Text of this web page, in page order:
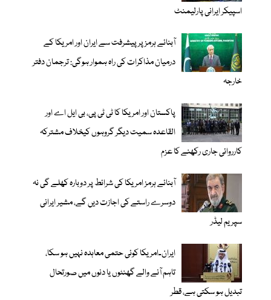
اسپیکر ایرانی پارلیمنٹ
آبنائے ہرمز پر پیشرفت سے ایران اور امریکا کے
درمیان مذاکرات کی راہ ہموار ہوگی: ترجمان دفتر
خارجہ
پاکستان اور امریکا کا ٹی ٹی پی، بی ایل اے اور
القاعدہ سمیت دیگر گروہوں کیخلاف مشترکہ
کارروائی جاری رکھنے کا عزم
آبنائے ہرمز امریکا کی شرائط پر دوبارہ کھلے گی نہ
دوسرے راستے کی اجازت دیں گے، مشیر ایرانی
سپریم لیڈر
ایران۔امریکا کوئی حتمی معاہدہ نہیں ہو سکا،
تاہم آنے والے گھنٹوں یا دنوں میں صورتحال
تبدیل ہو سکتی ہے، قطر